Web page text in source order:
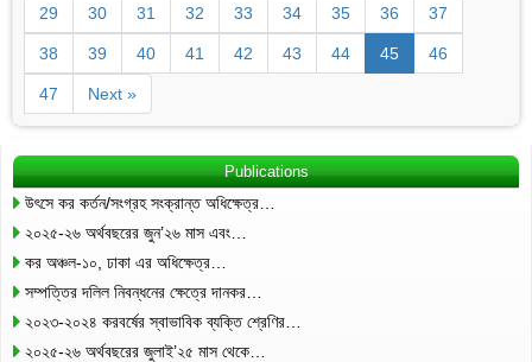
29 30 31 32 33 34 35 36 37
38 39 40 41 42 43 44 45 46
47 Next »
Publications
উৎসে কর কর্তন/সংগ্রহ সংক্রান্ত অধিক্ষেত্র…
২০২৫-২৬ অর্থবছরের জুন’২৬ মাস এবং…
কর অঞ্চল-১০, ঢাকা এর অধিক্ষেত্র…
সম্পত্তির দলিল নিবন্ধনের ক্ষেত্রে দানকর…
২০২৩-২০২৪ করবর্ষের স্বাভাবিক ব্যক্তি শ্রেণির…
২০২৫-২৬ অর্থবছরের জুলাই’২৫ মাস থেকে…